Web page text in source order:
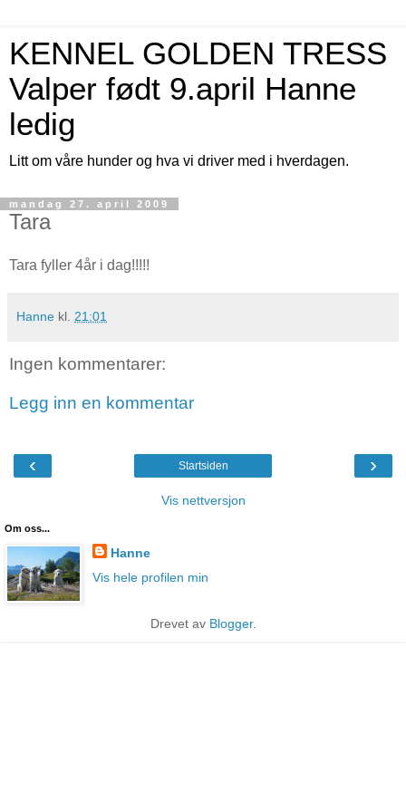
KENNEL GOLDEN TRESS
Valper født 9.april Hanne
ledig
Litt om våre hunder og hva vi driver med i hverdagen.
mandag 27. april 2009
Tara
Tara fyller 4år i dag!!!!!
Hanne kl. 21:01
Ingen kommentarer:
Legg inn en kommentar
‹ ›
Startsiden
Vis nettversjon
Om oss...
Hanne
Vis hele profilen min
Drevet av Blogger.